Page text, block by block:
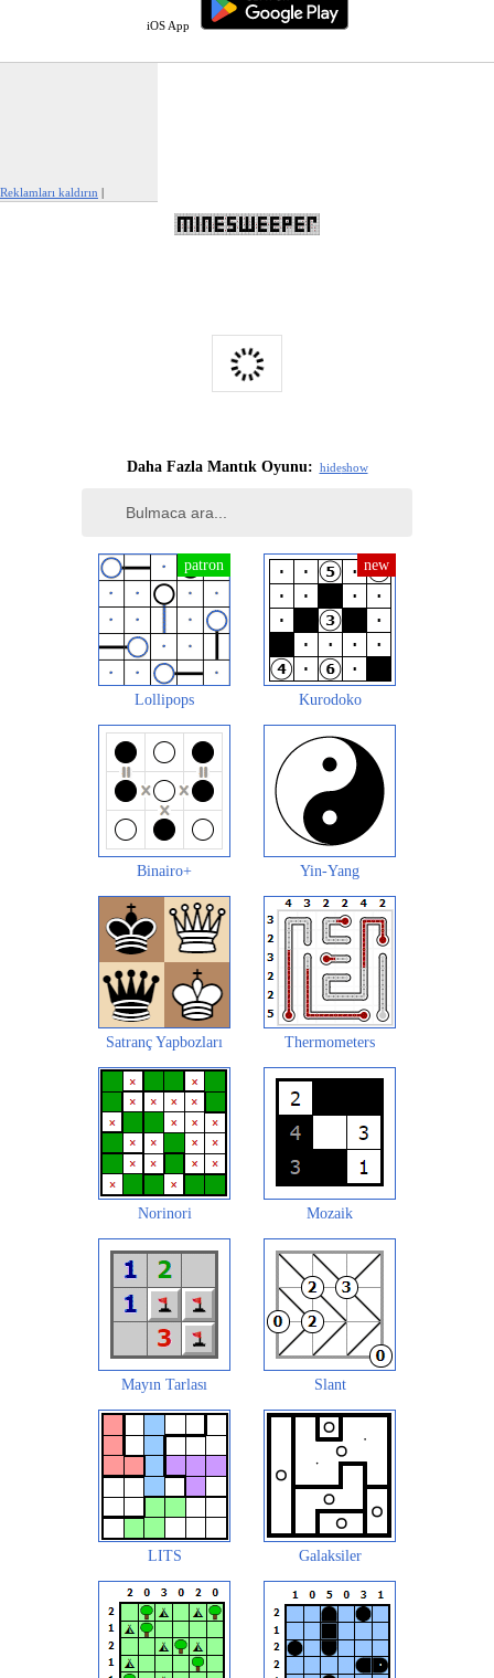
iOS App
Reklamları kaldırın |
Daha Fazla Mantık Oyunu: hideshow
Lollipops Kurodoko
Binairo+ Yin-Yang
Satranç Yapbozları Thermometers
Norinori Mozaik
Mayın Tarlası Slant
LITS Galaksiler